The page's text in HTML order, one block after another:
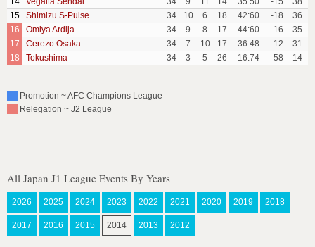
15
Shimizu S-Pulse 34 10 6 18 42:60 -18
36
16
Omiya Ardija 34 9 8 17 44:60 -16
35
17
Cerezo Osaka 34 7 10 17 36:48 -12
31
18
Tokushima 34 3 5 26 16:74 -58 14
Promotion ~ AFC Champions League
Relegation ~ J2 League
All Japan J1 League Events By Years
2026 2025 2024 2023 2022 2021 2020 2019 2018
2017 2016 2015 2014 2013 2012